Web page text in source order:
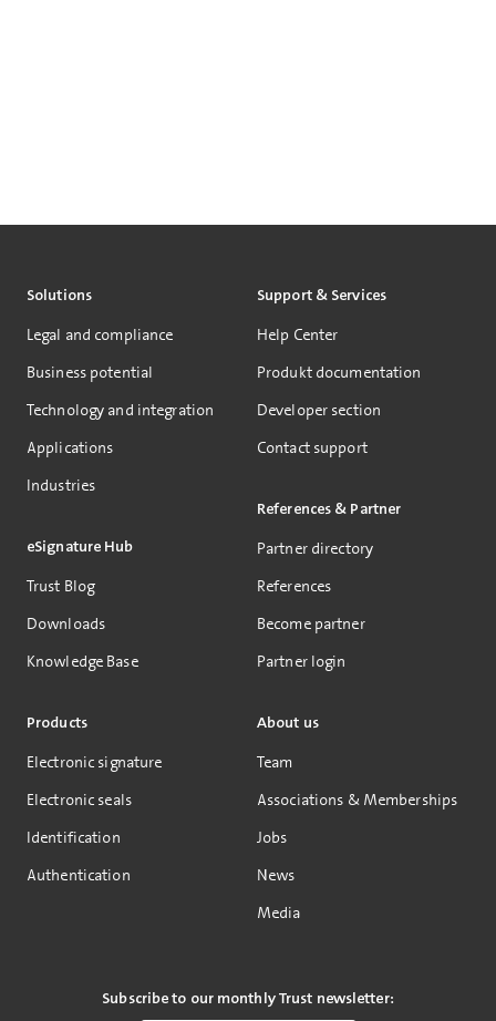
Solutions
Legal and compliance
Business potential
Technology and integration
Applications
Industries
eSignature Hub
Trust Blog
Downloads
Knowledge Base
Products
Electronic signature
Electronic seals
Identification
Authentication
Support & Services
Help Center
Produkt documentation
Developer section
Contact support
References & Partner
Partner directory
References
Become partner
Partner login
About us
Team
Associations & Memberships
Jobs
News
Media
Subscribe to our monthly Trust newsletter: